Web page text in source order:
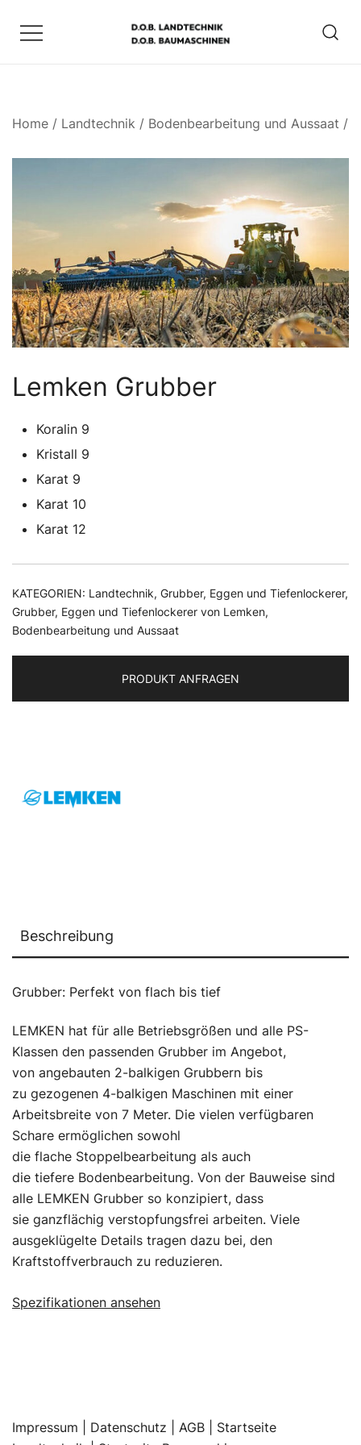
Inhalt
Home / Landtechnik / Bodenbearbeitung und Aussaat /
Lemken Grubber
Koralin 9
Kristall 9
Karat 9
Karat 10
Karat 12
KATEGORIEN: Landtechnik, Grubber, Eggen und Tiefenlockerer,
Grubber, Eggen und Tiefenlockerer von Lemken,
Bodenbearbeitung und Aussaat
PRODUKT ANFRAGEN
Beschreibung
Grubber: Perfekt von flach bis tief
LEMKEN hat für alle Betriebsgrößen und alle PS-
Klassen den passenden Grubber im Angebot,
von angebauten 2-balkigen Grubbern bis
zu gezogenen 4-balkigen Maschinen mit einer
Arbeitsbreite von 7 Meter. Die vielen verfügbaren
Schare ermöglichen sowohl
die flache Stoppelbearbeitung als auch
die tiefere Bodenbearbeitung. Von der Bauweise sind
alle LEMKEN Grubber so konzipiert, dass
sie ganzflächig verstopfungsfrei arbeiten. Viele
ausgeklügelte Details tragen dazu bei, den
Kraftstoffverbrauch zu reduzieren.
Spezifikationen ansehen
Impressum Datenschutz | AGB | Startseite